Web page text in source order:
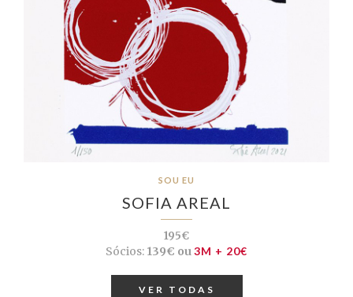
SOU EU
SOFIA AREAL
195€
Sócios: 139€ ou3M + 20€
VER TODAS